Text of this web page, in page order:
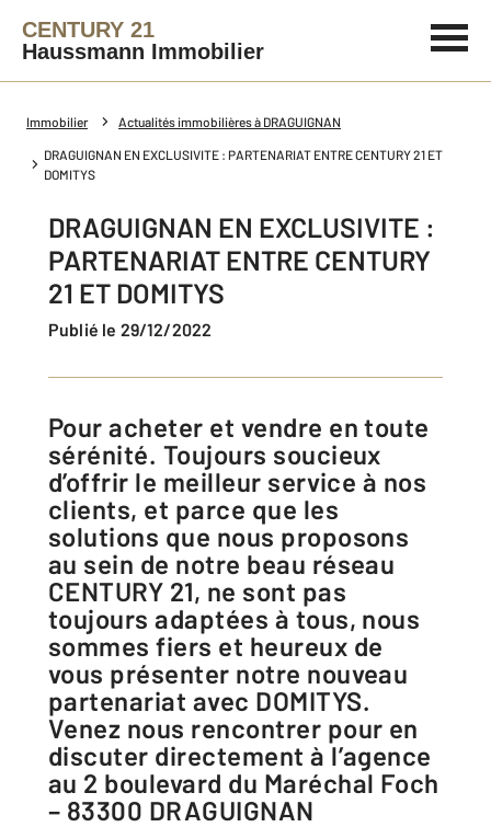
CENTURY 21
Haussmann Immobilier
Immobilier Actualités immobilières à DRAGUIGNAN
DRAGUIGNAN EN EXCLUSIVITE : PARTENARIAT ENTRE CENTURY 21 ET
DOMITYS
DRAGUIGNAN EN EXCLUSIVITE :
PARTENARIAT ENTRE CENTURY
21 ET DOMITYS
Publié le 29/12/2022
Pour acheter et vendre en toute
sérénité. Toujours soucieux
d’offrir le meilleur service à nos
clients, et parce que les
solutions que nous proposons
au sein de notre beau réseau
CENTURY 21, ne sont pas
toujours adaptées à tous, nous
sommes fiers et heureux de
vous présenter notre nouveau
partenariat avec DOMITYS.
Venez nous rencontrer pour en
discuter directement à l’agence
au 2 boulevard du Maréchal Foch
– 83300 DRAGUIGNAN